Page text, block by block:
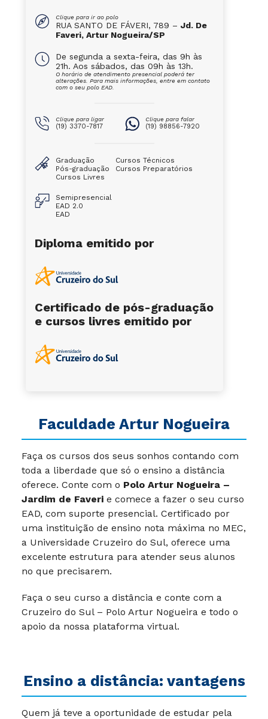
Faculdade Artur Nogueira
Faça os cursos dos seus sonhos contando com
toda a liberdade que só o ensino a distância
oferece. Conte com o Polo Artur Nogueira –
Jardim de Faveri e comece a fazer o seu curso
EAD, com suporte presencial. Certificado por
uma instituição de ensino nota máxima no MEC,
a Universidade Cruzeiro do Sul, oferece uma
excelente estrutura para atender seus alunos
no que precisarem.
Faça o seu curso a distância e conte com a
Cruzeiro do Sul – Polo Artur Nogueira e todo o
apoio da nossa plataforma virtual.
Ensino a distância: vantagens
Quem já teve a oportunidade de estudar pela
Clique para ir ao polo
RUA SANTO DE FÁVERI, 789 – Jd. De
Faveri, Artur Nogueira/SP
De segunda a sexta-feira, das 9h às
21h. Aos sábados, das 09h às 13h.
O horário de atendimento presencial poderá ter
alterações. Para mais informações, entre em contato
com o seu polo EAD.
Clique para ligar
(19) 3370-7817
Clique para falar
(19) 98856-7920
Graduação
Pós-graduação
Cursos Livres
Cursos Técnicos
Cursos Preparatórios
Semipresencial
EAD 2.0
EAD
Diploma emitido por
Certificado de pós-graduação
e cursos livres emitido por